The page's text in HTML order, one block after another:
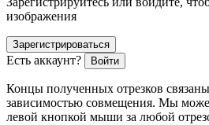
изображения
Зарегистрироваться
Есть аккаунт? Войти
Концы полученных отрезков
зависимостью совмещения. Мы
левой кнопкой мыши за любой